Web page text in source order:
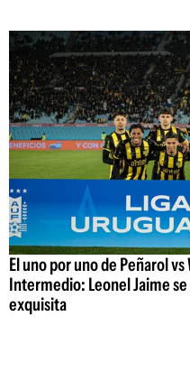
El uno por uno de Peñarol
Intermedio: Leonel Jaime
exquisita